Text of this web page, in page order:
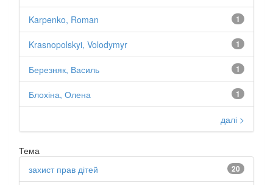
1
Karpenko, Roman
1
Krasnopolskyi, Volodymyr
1
Березняк, Василь
1
Блохіна, Олена
далі >
Тема
20
захист прав дітей